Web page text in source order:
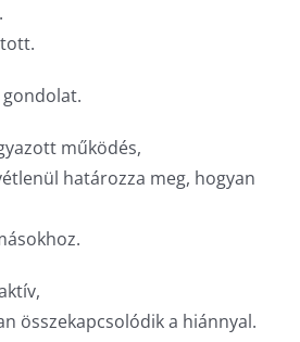
gondolat.
működés,
határozza meg, hogyan
összekapcsolódik a hiánnyal.